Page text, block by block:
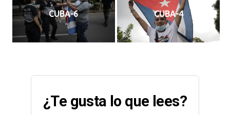
CUBA-6 CUBA-4
¿Te gusta lo que lees?